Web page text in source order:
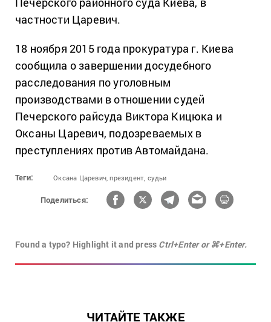
частности Царевич.
18 ноября 2015 года прокуратура г. Киева
сообщила о завершении досудебного
расследования по уголовным
производствами в отношении судей
Печерского райсуда Виктора Кицюка и
Оксаны Царевич, подозреваемых в
преступлениях против Автомайдана.
Теги: Оксана Царевич, президент, судьи
Поделиться:
Found a typo? Highlight it and press Ctrl+Enter or ⌘+Enter.
ЧИТАЙТЕ ТАКЖЕ